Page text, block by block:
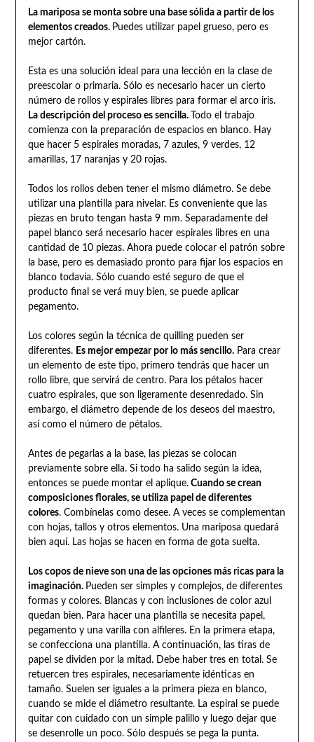
La mariposa se monta sobre una base sólida a partir de los
elementos creados. Puedes utilizar papel grueso, pero es
mejor cartón.
Esta es una solución ideal para una lección en la clase de
preescolar o primaria. Sólo es necesario hacer un cierto
número de rollos y espirales libres para formar el arco iris.
La descripción del proceso es sencilla.
Todo el trabajo
comienza con la preparación de espacios en blanco. Hay
que hacer 5 espirales moradas, 7 azules, 9 verdes, 12
amarillas, 17 naranjas y 20 rojas.
Todos los rollos deben tener el mismo diámetro. Se debe
utilizar una plantilla para nivelar. Es conveniente que las
piezas en bruto tengan hasta 9 mm. Separadamente del
papel blanco será necesario hacer espirales libres en una
cantidad de 10 piezas. Ahora puede colocar el patrón sobre
la base, pero es demasiado pronto para fijar los espacios en
blanco todavía. Sólo cuando esté seguro de que el
producto final se verá muy bien, se puede aplicar
pegamento.
Los colores según la técnica de quilling pueden ser
diferentes. Es mejor empezar por lo más sencillo.Para crear
un elemento de este tipo, primero tendrás que hacer un
rollo libre, que servirá de centro. Para los pétalos hacer
cuatro espirales, que son ligeramente desenredado. Sin
embargo, el diámetro depende de los deseos del maestro,
así como el número de pétalos.
Antes de pegarlas a la base, las piezas se colocan
previamente sobre ella. Si todo ha salido según la idea,
entonces se puede montar el aplique.Cuando se crean
composiciones florales, se utiliza papel de diferentes
colores. Combínelas como desee. A veces se complementan
con hojas, tallos y otros elementos. Una mariposa quedará
bien aquí. Las hojas se hacen en forma de gota suelta.
Los copos de nieve son una de las opciones más ricas para la
imaginación. Pueden ser simples y complejos, de diferentes
formas y colores. Blancas y con inclusiones de color azul
quedan bien. Para hacer una plantilla se necesita papel,
pegamento y una varilla con alfileres. En la primera etapa,
se confecciona una plantilla. A continuación, las tiras de
papel se dividen por la mitad. Debe haber tres en total. Se
retuercen tres espirales, necesariamente idénticas en
tamaño. Suelen ser iguales a la primera pieza en blanco,
cuando se mide el diámetro resultante. La espiral se puede
quitar con cuidado con un simple palillo y luego dejar que
se desenrolle un poco. Sólo después se pega la punta.